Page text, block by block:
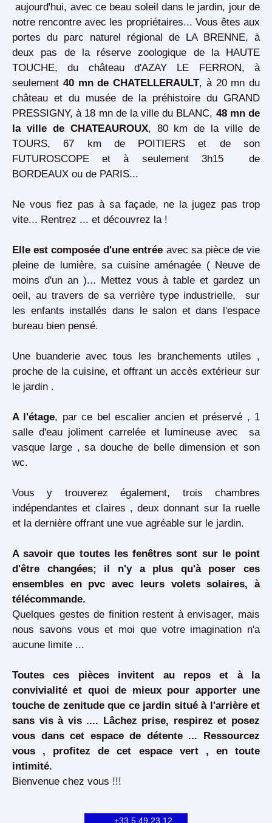
aujourd'hui, avec ce beau soleil dans le jardin, jour de
notre rencontre avec les propriétaires... Vous êtes aux
portes du parc naturel régional de LA BRENNE, à
deux pas de la réserve zoologique de la HAUTE
TOUCHE, du château d'AZAY LE FERRON, à
seulement 40 mn de CHATELLERAULT, à 20 mn du
château et du musée de la préhistoire du GRAND
PRESSIGNY, à 18 mn de la ville du BLANC, 48 mn de
la ville de CHATEAUROUX, 80 km de la ville de
TOURS, 67 km de POITIERS et de son
FUTUROSCOPE et à seulement 3h15 de
BORDEAUX ou de PARIS...
Ne vous fiez pas à sa façade, ne la jugez pas trop
vite... Rentrez ... et découvrez la !
Elle est composée d'une entrée avec sa pièce de vie
pleine de lumière, sa cuisine aménagée ( Neuve de
moins d'un an )... Mettez vous à table et gardez un
oeil, au travers de sa verrière type industrielle, sur
les enfants installés dans le salon et dans l'espace
bureau bien pensé.
Une buanderie avec tous les branchements utiles ,
proche de la cuisine, et offrant un accès extérieur sur
le jardin .
A l'étage, par ce bel escalier ancien et préservé , 1
salle d'eau joliment carrelée et lumineuse avec sa
vasque large , sa douche de belle dimension et son
wc.
Vous y trouverez également, trois chambres
indépendantes et claires , deux donnant sur la ruelle
et la dernière offrant une vue agréable sur le jardin.
A savoir que toutes les fenêtres sont sur le point
d'être changées; il n'y a plus qu'à poser ces
ensembles en pvc avec leurs volets solaires, à
télécommande.
Quelques gestes de finition restent à envisager, mais
nous savons vous et moi que votre imagination n'a
aucune limite ...
Toutes ces pièces invitent au repos et à la
convivialité et quoi de mieux pour apporter une
touche de zenitude que ce jardin situé à l'arrière et
sans vis à vis .... Lâchez prise, respirez et posez
vous dans cet espace de détente ... Ressourcez
vous , profitez de cet espace vert , en toute
intimité.
Bienvenue chez vous !!!
+33 5 49 23 12